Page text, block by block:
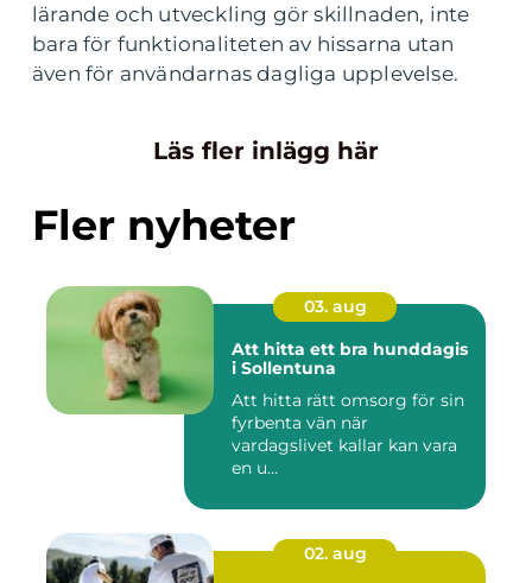
lärande och utveckling gör skillnaden, inte
bara för funktionaliteten av hissarna utan
även för användarnas dagliga upplevelse.
Läs fler inlägg här
Fler nyheter
03. aug
Att hitta ett bra hunddagis
i Sollentuna
Att hitta rätt omsorg för sin
fyrbenta vän när
vardagslivet kallar kan vara
en u...
02. aug